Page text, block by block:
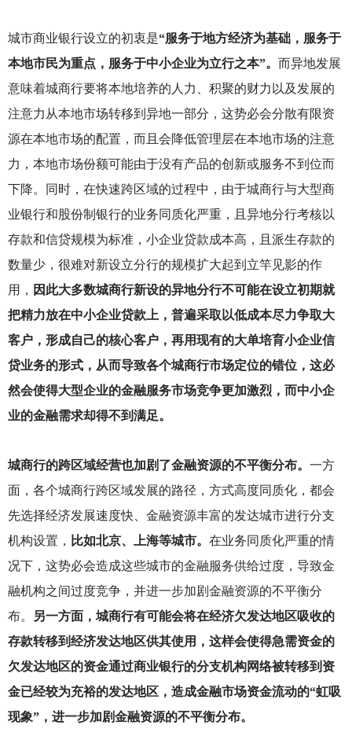
城市商业银行设立的初衷是“服务于地方经济为基础，服务于
本地市民为重点，服务于中小企业为立行之本”。 而异地发展
意味着城商行要将本地培养的人力、积聚的财力以及发展的
注意力从本地市场转移到异地一部分，这势必会分散有限资
源在本地市场的配置，而且会降低管理层在本地市场的注意
力，本地市场份额可能由于没有产品的创新或服务不到位而
下降。同时，在快速跨区域的过程中，由于城商行与大型商
业银行和股份制银行的业务同质化严重，且异地分行考核以
存款和信贷规模为标准，小企业贷款成本高，且派生存款的
数量少，很难对新设立分行的规模扩大起到立竿见影的作
用， 因此大多数城商行新设的异地分行不可能在设立初期就
把精力放在中小企业贷款上，普遍采取以低成本尽力争取大
客户，形成自己的核心客户，再用现有的大单培育小企业信
贷业务的形式，从而导致各个城商行市场定位的错位，这必
然会使得大型企业的金融服务市场竞争更加激烈，而中小企
业的金融需求却得不到满足。
城商行的跨区域经营也加剧了金融资源的不平衡分布。 一方
面，各个城商行跨区域发展的路径，方式高度同质化，都会
先选择经济发展速度快、金融资源丰富的发达城市进行分支
机构设置， 比如北京、上海等城市。 在业务同质化严重的情
况下，这势必会造成这些城市的金融服务供给过度，导致金
融机构之间过度竞争，并进一步加剧金融资源的不平衡分
布。
另一方面，城商行有可能会将在经济欠发达地区吸收的
存款转移到经济发达地区供其使用，这样会使得急需资金的
欠发达地区的资金通过商业银行的分支机构网络被转移到资
金已经较为充裕的发达地区，造成金融市场资金流动的“虹吸
现象”，进一步加剧金融资源的不平衡分布。